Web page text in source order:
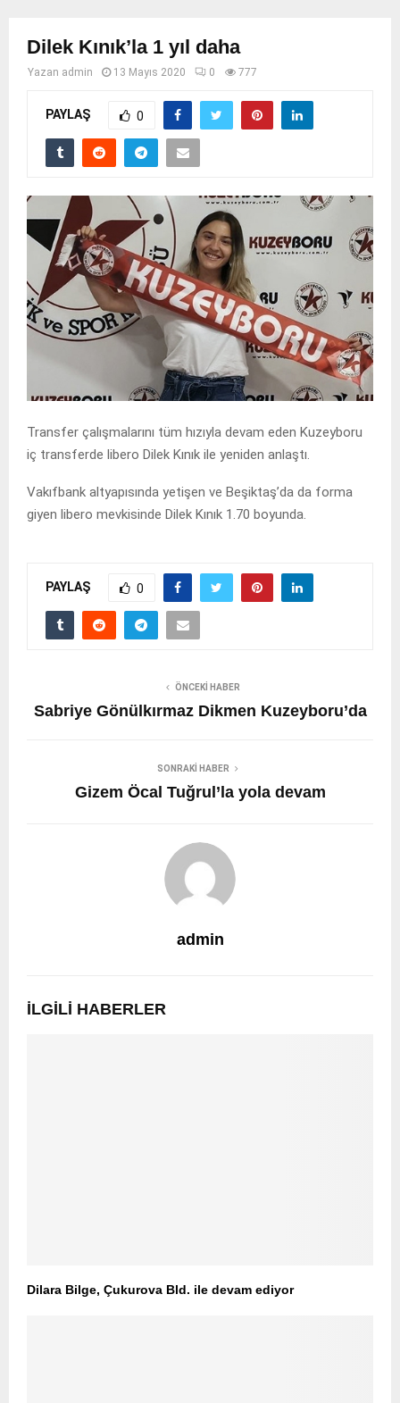
Dilek Kınık’la 1 yıl daha
Yazan admin 13 Mayıs 2020 0 777
PAYLAŞ 0
Transfer çalışmalarını tüm hızıyla devam eden Kuzeyboru
iç transferde libero Dilek Kınık ile yeniden anlaştı.
Vakıfbank altyapısında yetişen ve Beşiktaş’da da forma
giyen libero mevkisinde Dilek Kınık 1.70 boyunda.
PAYLAŞ 0
ÖNCEKI HABER
Sabriye Gönülkırmaz Dikmen Kuzeyboru’da
SONRAKI HABER
Gizem Öcal Tuğrul’la yola devam
admin
İLGILI HABERLER
Dilara Bilge, Çukurova Bld. ile devam ediyor